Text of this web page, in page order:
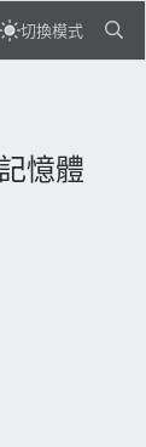
切換模式
憶體